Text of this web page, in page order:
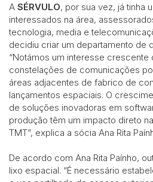
A SÉRVULO, por sua vez, já tinha
interessados na área,
tecnologia, media e
decidiu criar um departamento de
“Notámos um interesse crescente
constelações de comunicações
áreas adjacentes de fabrico de
lançamentos espaciais. O
de soluções inovadoras em
produção têm um impacto direto
TMT”, explica a sócia Ana Rita
De acordo com Ana Rita Paínho,
lixo espacial. “É necessário